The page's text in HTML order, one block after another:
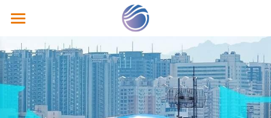
關於鴻智
熱銷建案
經典個案